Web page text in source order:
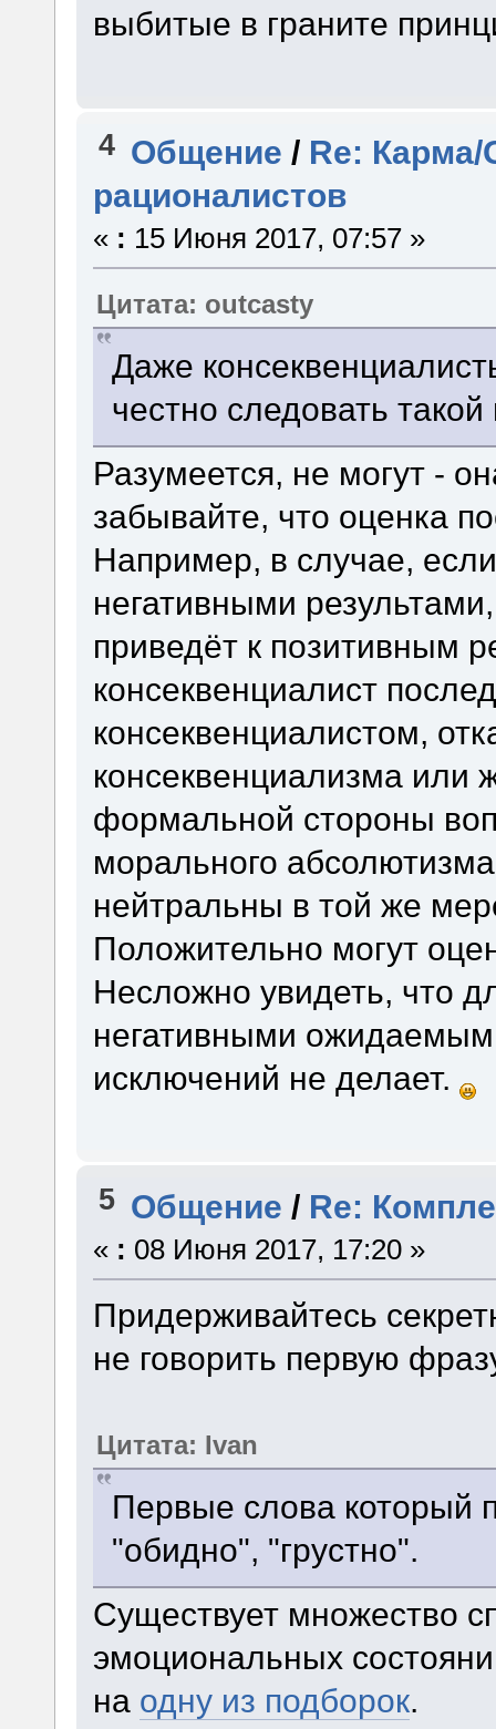
выбитые в граните
4 Общение / Re: Карма/
рационалистов
« : 15 Июня 2017, 07:57 »
Цитата: outcasty
Даже
честно следовать
Разумеется, не могут -
забывайте, что оценка
Например, в случае,
негативными
приведёт к позитивным
консеквенциалист
консеквенциалистом,
консеквенциализма или
формальной стороны
морального
нейтральны в той же
Положительно могут
Несложно увидеть, что
негативными
исключений не делает.
5 Общение / Re:
« : 08 Июня 2017, 17:20 »
Придерживайтесь
не говорить первую
Цитата: Ivan
Первые слова который
"обидно", "грустно".
Существует множество
эмоциональных
на одну из подборок.